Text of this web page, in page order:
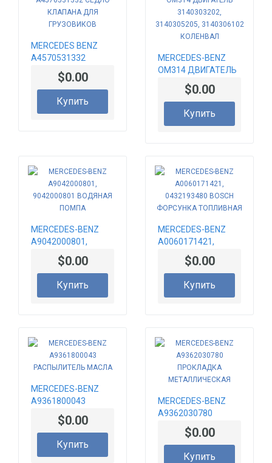
MERCEDES BENZ
A4570531332
СЕДЛО КЛАПАНА
ДЛЯ ГРУЗОВИКОВ
$0.00
Купить
MERCEDES-BENZ
OM314 ДВИГАТЕЛЬ
3140303202,
3140305205,
КОЛЕНВАЛ
$0.00
Купить
MERCEDES-BENZ
A9042000801,
9042000801
ВОДЯНАЯ ПОМПА
$0.00
Купить
MERCEDES-BENZ
A0060171421,
0432193480 BOSCH
ФОРСУНКА
$0.00
Купить
MERCEDES-BENZ
A9361800043
РАСПЫЛИТЕЛЬ
МАСЛА$0.00
Купить
MERCEDES-BENZ
A9362030780
ПРОКЛАДКА
МЕТАЛЛИЧЕСКАЯ
$0.00
Купить